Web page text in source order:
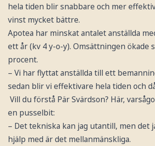
hela tiden blir snabbare och mer
vinst mycket bättre.
Apotea har minskat antalet anställda
ett år (kv 4 y-o-y). Omsättningen ökade
procent.
– Vi har flyttat anställda till ett
sedan blir vi effektivare hela tiden och
Vill du förstå Pär Svärdson? Här,
en pusselbit:
– Det tekniska kan jag utantill, men det
hjälp med är det mellanmänskliga.